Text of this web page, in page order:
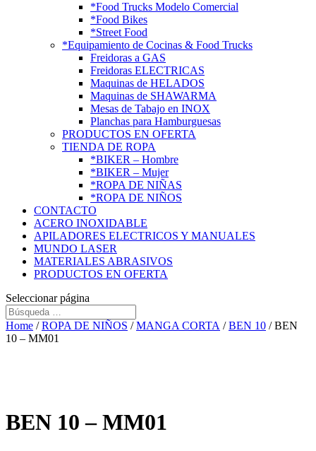
*Food Trucks Modelo Comercial
*Food Bikes
*Street Food
*Equipamiento de Cocinas & Food Trucks
Freidoras a GAS
Freidoras ELECTRICAS
Maquinas de HELADOS
Maquinas de SHAWARMA
Mesas de Tabajo en INOX
Planchas para Hamburguesas
PRODUCTOS EN OFERTA
TIENDA DE ROPA
*BIKER – Hombre
*BIKER – Mujer
*ROPA DE NIÑAS
*ROPA DE NIÑOS
CONTACTO
ACERO INOXIDABLE
APILADORES ELECTRICOS Y MANUALES
MUNDO LASER
MATERIALES ABRASIVOS
PRODUCTOS EN OFERTA
Seleccionar página
Home /ROPA DE NIÑOS /MANGA CORTA /BEN 10 / BEN
10 – MM01
BEN 10 – MM01